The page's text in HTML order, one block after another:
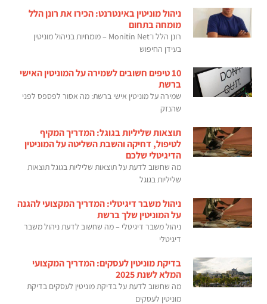
ניהול מוניטין באינטרנט: הכירו את רונן הלל
מומחה בתחום
רונן הלל ו־Monitin Net – מומחיות בניהול מוניטין
בעידן החיפוש
10 טיפים חשובים לשמירה על המוניטין האישי
ברשת
שמירה על מוניטין אישי ברשת: מה אסור לפספס לפני
שהנזק
תוצאות שליליות בגוגל: המדריך המקיף
לטיפול, דחיקה והשבת השליטה על המוניטין
הדיגיטלי שלכם
מה שחשוב לדעת על תוצאות שליליות בגוגל תוצאות
שליליות בגוגל
ניהול משבר דיגיטלי: המדריך המקצועי להגנה
על המוניטין שלך ברשת
ניהול משבר דיגיטלי – מה שחשוב לדעת ניהול משבר
דיגיטלי
בדיקת מוניטין לעסקים: המדריך המקצועי
המלא לשנת 2025
מה שחשוב לדעת על בדיקת מוניטין לעסקים בדיקת
מוניטין לעסקים